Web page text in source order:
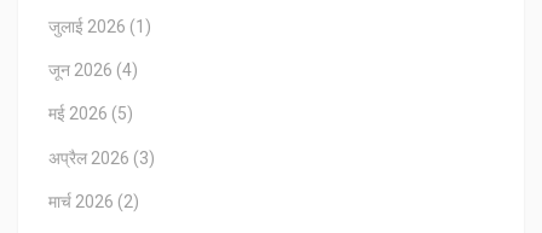
जुलाई 2026 (1)
जून 2026 (4)
मई 2026 (5)
अप्रैल 2026 (3)
मार्च 2026 (2)